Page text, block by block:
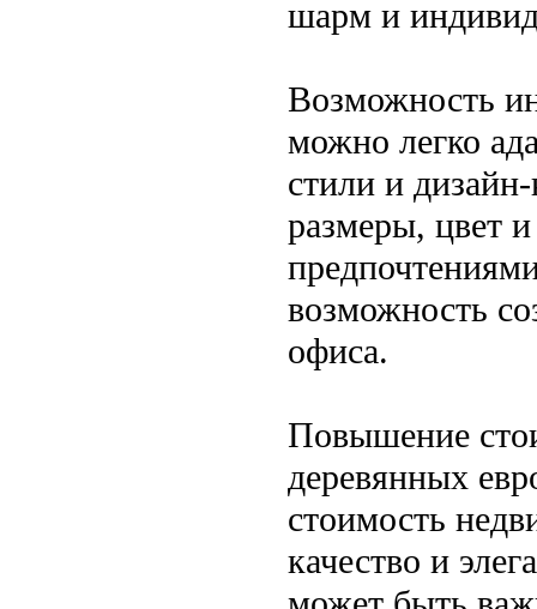
шарм и
Возможность
можно легко
стили и
размеры, цвет
возможность
офиса.
Повышение
деревянных
стоимость
качество и